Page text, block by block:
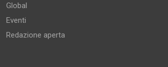
Global
Eventi
Redazione aperta